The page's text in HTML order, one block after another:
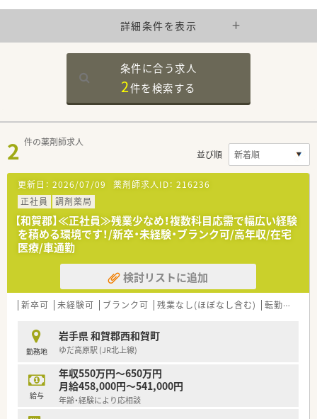
詳細条件を表示
条件に合う求人
2件を検索する
2 件の薬剤師求人
並び順
更新日： 2026/07/09 薬剤師求人ID： 216236
正社員
調剤薬局
【和賀郡】≪正社員≫残業少なめ！複数科目応需で幅広い経験
を積める環境です！/新卒・未経験・ブランク可/高年収/在宅
医療/車通勤
検討リストに追加
新卒可 未経験可 ブランク可 残業なし(ほぼなし含む) 転勤なし
勤務地
岩手県 和賀郡西和賀町
ゆだ高原駅 (JR北上線)
給与
年収550万円～650万円
月給458,000円～541,000円
年齢・経験により応相談